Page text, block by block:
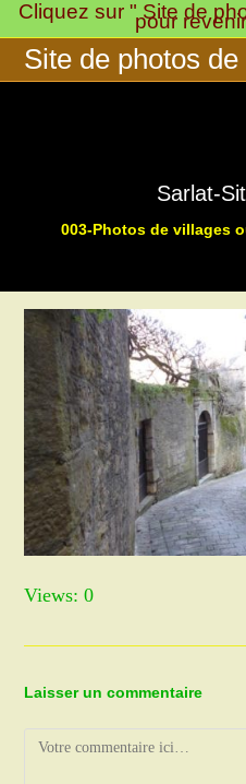
Skip
to
content
Cliquez sur " Site de
pour
Site de photos
Sarlat-
003-Photos de villages
Views: 0
Laisser un commentaire
Comment